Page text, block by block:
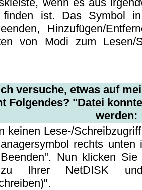
ist. Das Symbol
Hinzufügen/
von Modi zum Lesen/
versuche, etwas auf
Folgendes? "Datei
werden:
keinen Lese-/
rechts
Nun klicken Sie
Ihrer NetDISK